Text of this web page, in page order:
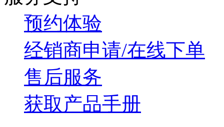
预约体验
经销商申请/在线下单
售后服务
获取产品手册